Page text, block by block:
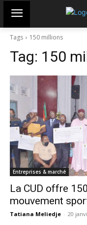
Tags 150 millions
Tag: 150
Entreprises & marché
La CUD offre
mouvement
Tatiana Meliedje - 20